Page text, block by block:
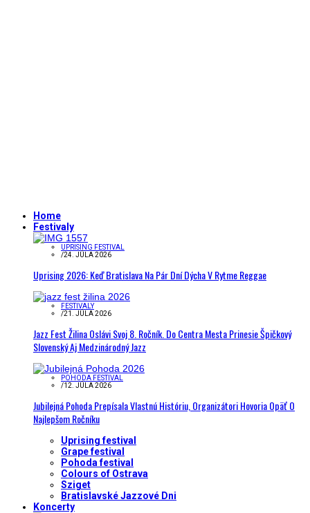
Home
Festivaly
UPRISING FESTIVAL
/24. JÚLA 2026
Uprising 2026: Keď Bratislava Na Pár Dní Dýcha V Rytme Reggae
FESTIVALY
/21. JÚLA 2026
Jazz Fest Žilina Oslávi Svoj 8. Ročník. Do Centra Mesta Prinesie Špičkový
Slovenský Aj Medzinárodný Jazz
POHODA FESTIVAL
/12. JÚLA 2026
Jubilejná Pohoda Prepísala Vlastnú Históriu, Organizátori Hovoria Opäť O
Najlepšom Ročníku
Uprising festival
Grape festival
Pohoda festival
Colours of Ostrava
Sziget
Bratislavské Jazzové Dni
Koncerty